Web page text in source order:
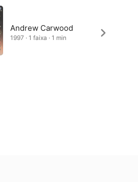
Andrew Carwood
1997 · 1 faixa · 1 min